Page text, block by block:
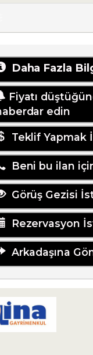
Daha Fazla
Fiyatı
edin
Teklif Yapmak
Beni bu ilan için
Görüş Gezisi
Rezervasyon
Arkadaşına